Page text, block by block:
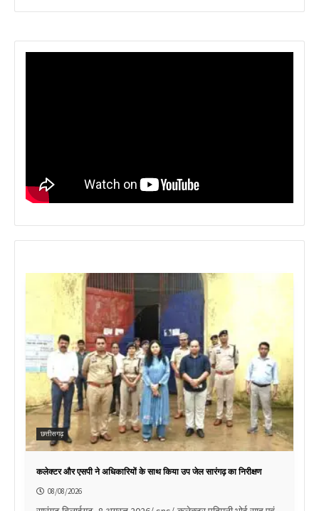
छत्तीसगढ़
कलेक्टर और एसपी ने अधिकारियों के साथ किया उप जेल सारंगढ़ का निरीक्षण
08/08/2026